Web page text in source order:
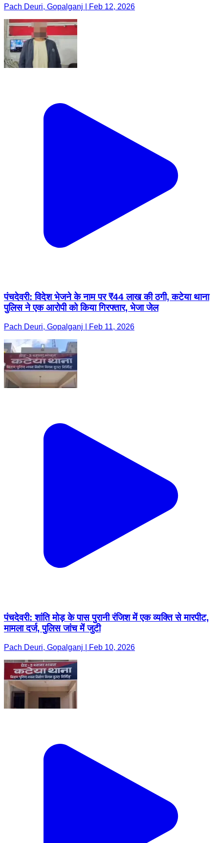
Pach Deuri, Gopalganj | Feb 12, 2026
पंचदेवरी: विदेश भेजने के नाम पर ₹44 लाख की ठगी, कटेया थाना
पुलिस ने एक आरोपी को किया गिरफ्तार, भेजा जेल
Pach Deuri, Gopalganj | Feb 11, 2026
पंचदेवरी: शांति मोड़ के पास पुरानी रंजिश में एक व्यक्ति से मारपीट,
मामला दर्ज, पुलिस जांच में जुटी
Pach Deuri, Gopalganj | Feb 10, 2026